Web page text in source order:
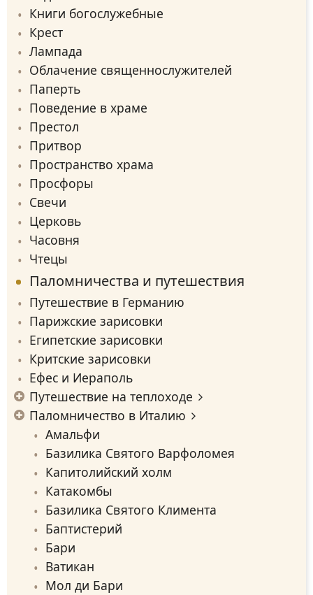
Книги богослужебные
Крест
Лампада
Облачение священнослужителей
Паперть
Поведение в храме
Престол
Притвор
Пространство храма
Просфоры
Свечи
Церковь
Часовня
Чтецы
Паломничества и путешествия
Путешествие в Германию
Парижcкие зарисовки
Египетские зарисовки
Критские зарисовки
Ефес и Иераполь
Путешествие на теплоходе
Паломничество в Италию
Амальфи
Базилика Святого Варфоломея
Капитолийский холм
Катакомбы
Базилика Святого Климента
Баптистерий
Бари
Ватикан
Мол ди Бари